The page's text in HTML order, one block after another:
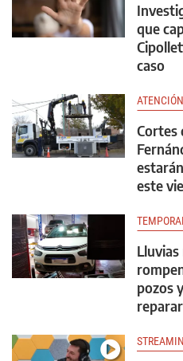
que
caso
Cortes
este
pozos